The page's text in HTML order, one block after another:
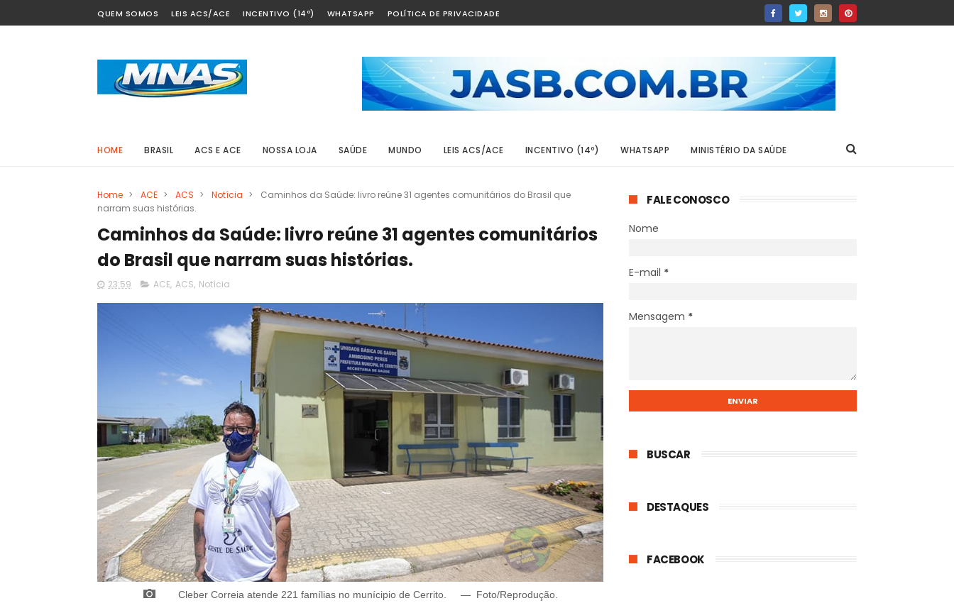
QUEM SOMOS LEIS ACS/ACE INCENTIVO (14º) WHATSAPP POLÍTICA DE PRIVACIDADE
HOME BRASIL ACS E ACE NOSSA LOJA SAÚDE MUNDO LEIS ACS/ACE INCENTIVO (14º) WHATSAPP MINISTÉRIO DA SAÚDE
Home > ACE > ACS > Notícia >
Caminhos da Saúde: livro reúne 31 agentes comunitários do Brasil que
narram suas histórias.
Caminhos da Saúde: livro reúne 31 agentes comunitários
do Brasil que narram suas histórias.
23:59 ACE, ACS, Notícia
Cleber Correia atende 221 famílias no munícipio de Cerrito. — Foto/Reprodução.
FALE CONOSCO
Nome
E-mail *
Mensagem *
BUSCAR
DESTAQUES
FACEBOOK